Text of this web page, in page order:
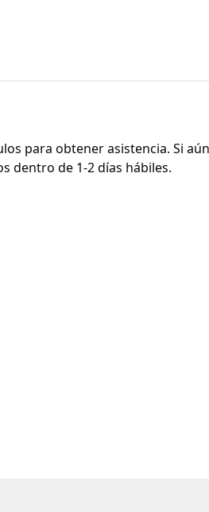
para obtener asistencia. Si
dentro de 1-2 días hábiles.